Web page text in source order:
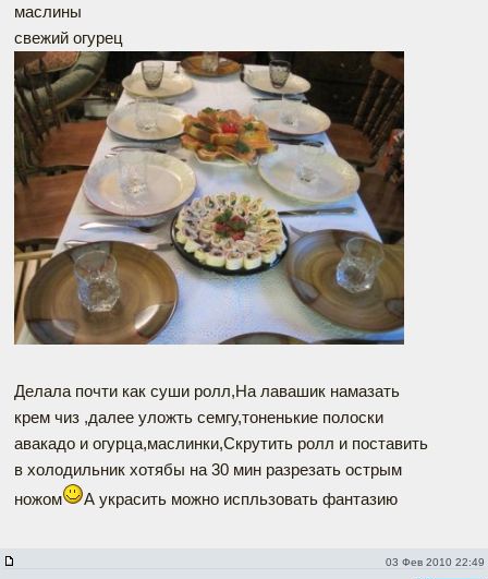
маслины
свежий огурец
Делала почти как суши ролл,На лавашик намазать
крем чиз ,далее уложть семгу,тоненькие полоски
авакадо и огурца,маслинки,Скрутить ролл и поставить
в холодильник хотябы на 30 мин разрезать острым
ножом
А украсить можно испльзовать фантазию
03 Фев 2010 22:49